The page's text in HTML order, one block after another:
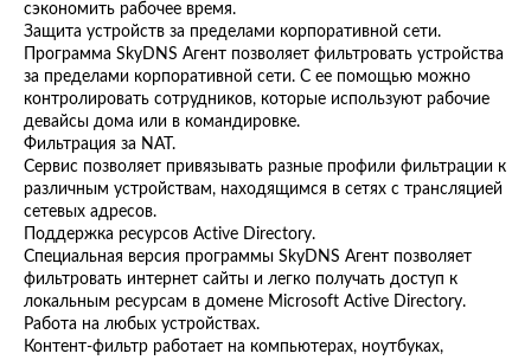
сэкономить рабочее время.
Защита устройств за пределами корпоративной сети.
Программа SkyDNS Агент позволяет фильтровать устройства
за пределами корпоративной сети. С ее помощью можно
контролировать сотрудников, которые используют рабочие
девайсы дома или в командировке.
Фильтрация за NAT.
Сервис позволяет привязывать разные профили фильтрации к
различным устройствам, находящимся в сетях с трансляцией
сетевых адресов.
Поддержка ресурсов Active Directory.
Специальная версия программы SkyDNS Агент позволяет
фильтровать интернет сайты и легко получать доступ к
локальным ресурсам в домене Microsoft Active Directory.
Работа на любых устройствах.
Контент-фильтр работает на компьютерах, ноутбуках,